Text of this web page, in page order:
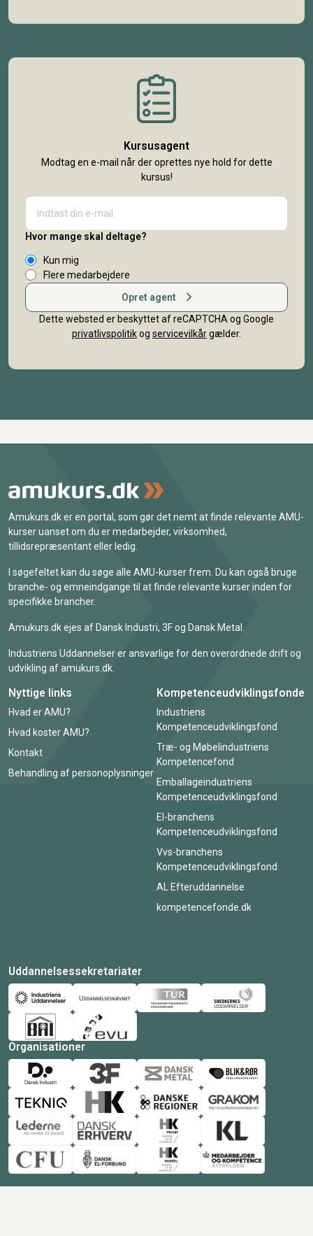
Kursusagent
Modtag en e-mail når der oprettes nye hold for dette
kursus!
Hvor mange skal deltage?
Kun mig
Flere medarbejdere
Opret agent
Dette websted er beskyttet af reCAPTCHA og Google
privatlivspolitikog servicevilkårgælder.
Amukurs.dk er en portal, som gør det nemt at finde relevante AMU-
kurser uanset om du er medarbejder, virksomhed,
tillidsrepræsentant eller ledig.
I søgefeltet kan du søge alle AMU-kurser frem. Du kan også bruge
branche- og emneindgange til at finde relevante kurser inden for
specifikke brancher.
Amukurs.dk ejes af Dansk Industri, 3F og Dansk Metal.
Industriens Uddannelser er ansvarlige for den overordnede drift og
udvikling af amukurs.dk.
Nyttige links
Hvad er AMU?
Hvad koster AMU?
Kontakt
Behandling af personoplysninger
Kompetenceudviklingsfonde
Industriens
Kompetenceudviklingsfond
Træ- og Møbelindustriens
Kompetencefond
Emballageindustriens
Kompetenceudviklingsfond
El-branchens
Kompetenceudviklingsfond
Vvs-branchens
Kompetenceudviklingsfond
AL Efteruddannelse
kompetencefonde.dk
Uddannelsessekretariater
Organisationer